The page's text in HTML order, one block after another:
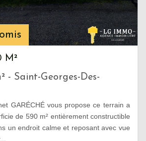
M²
- Saint-Georges-Des-
GARÉCHÉ vous propose ce terrain a
de 590 m² entièrement constructible
un endroit calme et reposant avec vue